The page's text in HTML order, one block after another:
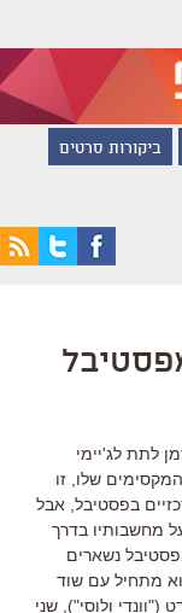
ביקורות סרטים
לתת לג'יימי
שלו, זו
בפסטיבל, אבל
מחשבותיו בדרך
נשארים
מתחיל עם שוד
("וונדי ולוסי"), שני